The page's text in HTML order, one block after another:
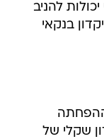
להניב
בנקאי
3.8%, לאחר ההפחתה
שקלי של